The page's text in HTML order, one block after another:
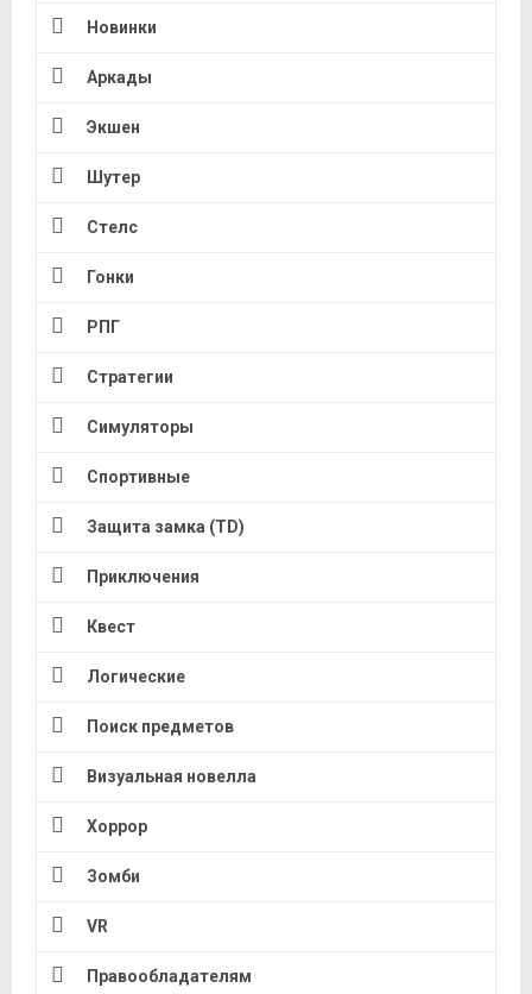
Новинки
Аркады
Экшен
Шутер
Стелс
Гонки
РПГ
Стратегии
Симуляторы
Спортивные
Защита замка (TD)
Приключения
Квест
Логические
Поиск предметов
Визуальная новелла
Хоррор
Зомби
VR
Правообладателям